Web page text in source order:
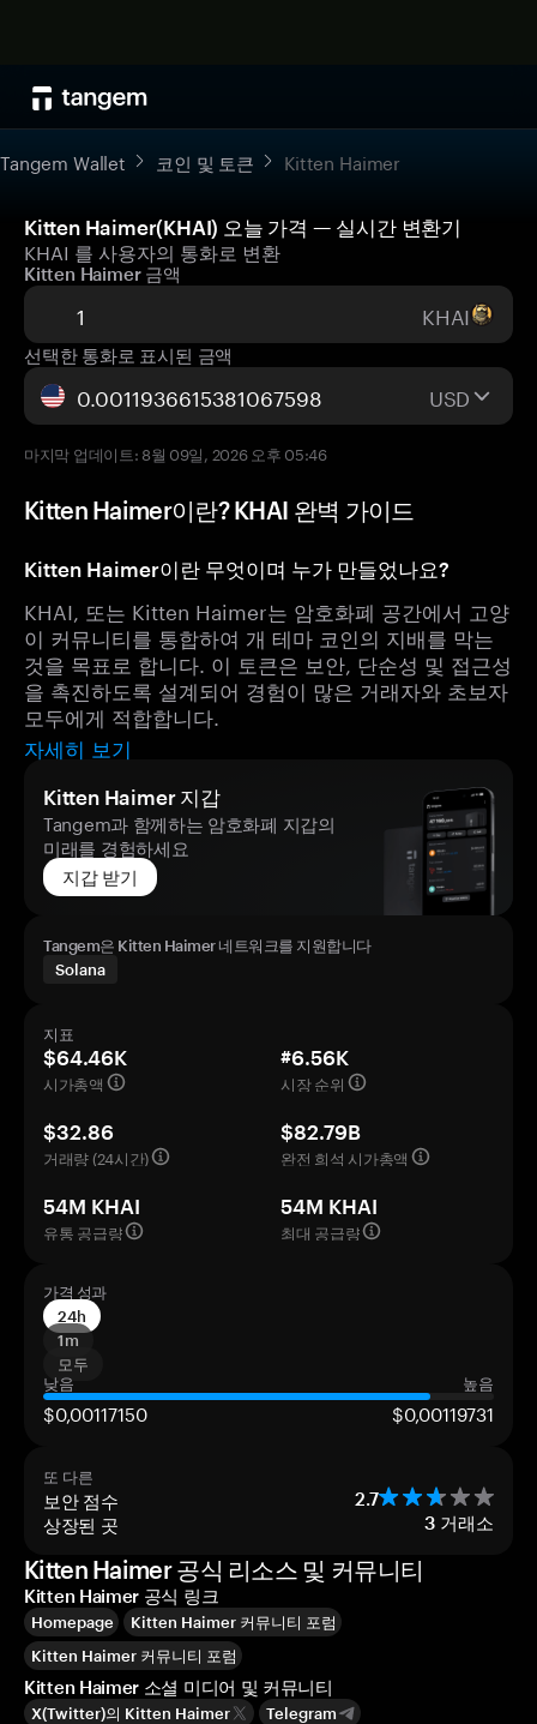
Tangem Wallet 코인 및 토큰 Kitten Haimer
Kitten Haimer(KHAI) 오늘 가격 — 실시간 변환기
KHAI 를 사용자의 통화로 변환
Kitten Haimer 금액
KHAI
선택한 통화로 표시된 금액
USD
마지막 업데이트: 8월 09일, 2026 오후 05:46
Kitten Haimer이란? KHAI 완벽 가이드
Kitten Haimer이란 무엇이며 누가 만들었나요?
KHAI, 또는 Kitten Haimer는 암호화폐 공간에서 고양
이 커뮤니티를 통합하여 개 테마 코인의 지배를 막는
것을 목표로 합니다. 이 토큰은 보안, 단순성 및 접근성
을 촉진하도록 설계되어 경험이 많은 거래자와 초보자
모두에게 적합합니다.
자세히 보기
Kitten Haimer 지갑
Tangem과 함께하는 암호화폐 지갑의
미래를 경험하세요
지갑 받기
Tangem은 Kitten Haimer 네트워크를 지원합니다
Solana
지표
$64.46K
시가총액
#6.56K
시장 순위
$32.86
거래량 (24시간)
$82.79B
완전 희석 시가총액
54M KHAI
유통 공급량
54M KHAI
최대 공급량
가격 성과
24h
1m
모두
낮음
높음
$0,00117150 $0,00119731
또 다른
보안 점수 2.7
상장된 곳 3 거래소
Kitten Haimer 공식 리소스 및 커뮤니티
Kitten Haimer 공식 링크
Homepage
Kitten Haimer 커뮤니티 포럼
Kitten Haimer 커뮤니티 포럼
Kitten Haimer 소셜 미디어 및 커뮤니티
X(Twitter)의 Kitten Haimer Telegram